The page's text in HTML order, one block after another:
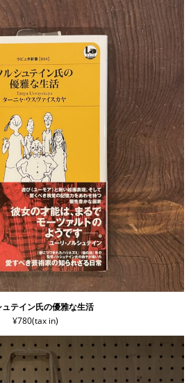
ュテイン氏の優雅な生活
¥780(tax in)